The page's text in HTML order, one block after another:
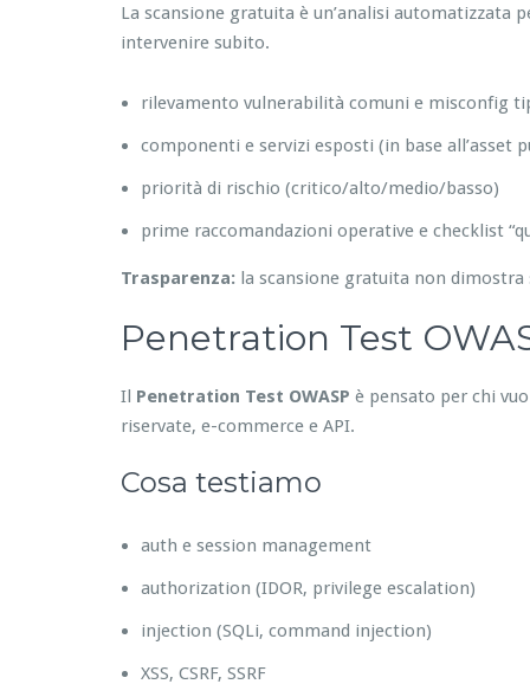
La scansione gratuita è un’analisi automatizzata
intervenire subito.
rilevamento vulnerabilità comuni e misconfig
componenti e servizi esposti (in base all’asset
priorità di rischio (critico/alto/medio/basso)
prime raccomandazioni operative e checklist
Trasparenza: la scansione gratuita non dimostra
Penetration Test
Il Penetration Test OWASP è pensato per chi
riservate, e-commerce e API.
Cosa testiamo
auth e session management
authorization (IDOR, privilege escalation)
injection (SQLi, command injection)
XSS, CSRF, SSRF